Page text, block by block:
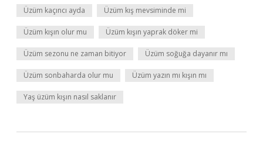
Üzüm kaçıncı ayda Üzüm kış mevsiminde mi
Üzüm kışın olur mu Üzüm kışın yaprak döker mi
Üzüm sezonu ne zaman bitiyor Üzüm soğuğa dayanır mı
Üzüm sonbaharda olur mu Üzüm yazın mı kışın mı
Yaş üzüm kışın nasıl saklanır